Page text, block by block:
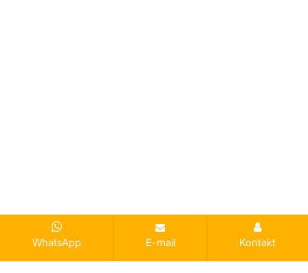
WhatsApp E-mail Kontakt